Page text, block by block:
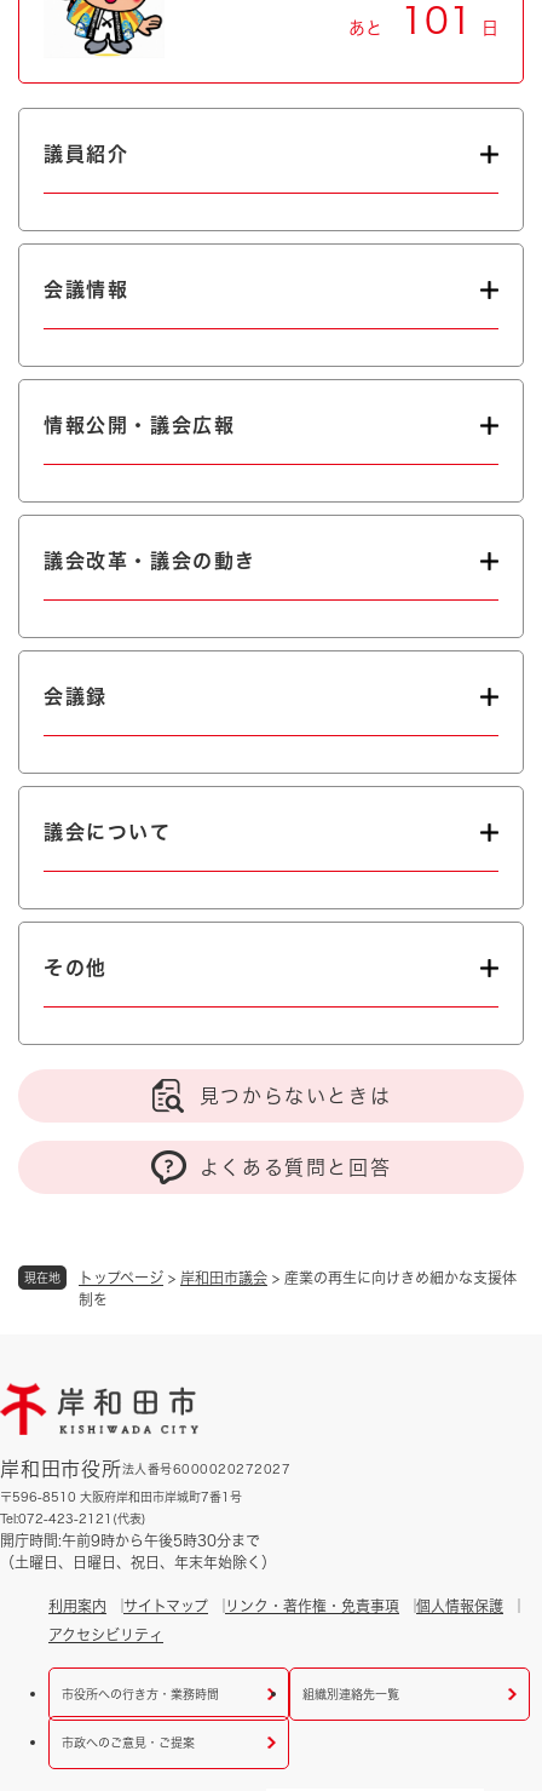
現在地 トップページ > 岸和田市議会 > 産業の再生に向けきめ細かな支援体
制を
あと 101 日
議員紹介
会議情報
情報公開・議会広報
議会改革・議会の動き
会議録
議会について
その他
見つからないときは
よくある質問と回答
岸和田市役所法人番号6000020272027
〒596-8510 大阪府岸和田市岸城町7番1号
Tel:072-423-2121(代表)
開庁時間:午前9時から午後5時30分まで
（土曜日、日曜日、祝日、年末年始除く）
利用案内 サイトマップ リンク・著作権・免責事項
個人情報保護
アクセシビリティ
市役所への行き方・業務時間 組織別連絡先一覧
市政へのご意見・ご提案